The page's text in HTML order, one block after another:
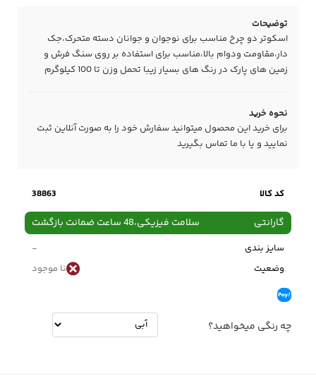
توضیحات
اسکوتر دو چرخ مناسب برای نوجوان و جوانان دسته متحرک،جک
دار،مقاومت ودوام بالا،مناسب برای استفاده بر روی سنگ فرش و
زمین های پارک در رنگ های بسیار زیبا تحمل وزن تا 100 کیلوگرم
نحوه خرید
برای خرید این محصول میتوانید سفارش خود را به صورت آنلاین ثبت
نمایید و یا با ما تماس بگیرید
کد کالا 38863
گارانتی سلامت فیزیکی،48 ساعت ضمانت بازگشت
سایز بندی
-
وضعیت
نا موجود
چه رنگی میخواهید؟